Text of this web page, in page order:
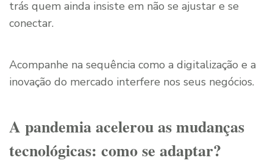
trás quem ainda insiste em não se ajustar e se
conectar.
Acompanhe na sequência como a digitalização e a
inovação do mercado interfere nos seus negócios.
A pandemia acelerou as mudanças
tecnológicas: como se adaptar?